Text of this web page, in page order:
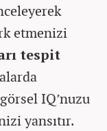
etmenizi
tespit
IQ’nuzu
yansıtır.